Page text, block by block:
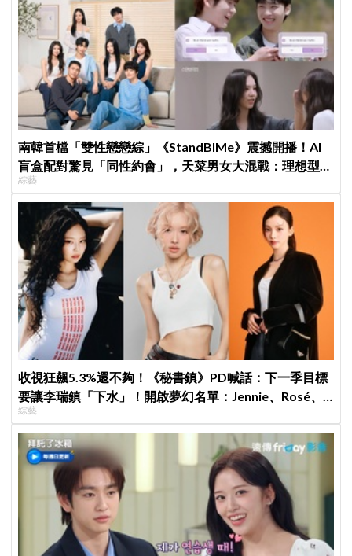
南韓首檔「雙性戀戀綜」《StandBIMe》震撼開播！AI
盲盒配對驚見「同性約會」，天菜男女大混戰：理想型撞
衫了！
綜藝
收視狂飆5.3%還不夠！《秘書鎮》PD喊話：下一季目標
要讓李瑞鎮「下水」！開啟夢幻名單：Jennie、Rosé、
Karina
綜藝